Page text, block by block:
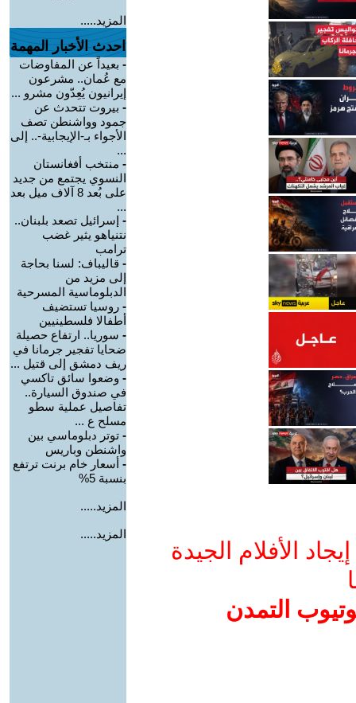
الأفلام الجيدة
التمدن
المزيد.....
احدث الأخبار المهمة
- بعيداً عن المفاوضات
مع عُمان.. مشرعون
إيرانيون يُعِدّون مشرو ...
- بيروت تتحدث عن
جمود وواشنطن تصف
الأجواء بـ-الإيجابية-.. إلى
...
- منتخب أفغانستان
النسوي يجتمع من جديد
على بُعد 8 آلاف ميل بعد
...
- إسرائيل تصعد بلبنان..
نتنياهو يثير غضب
ترامب
- قاليباف: لسنا بحاجة
إلى مزيد من
الدبلوماسية المسرحية
- روسيا تستضيف
أطفالا فلسطينيين
- سوريا.. ارتفاع حصيلة
ضحايا تفجير جرمانا في
ريف دمشق إلى قتيل ...
- وضعوا سائق تاكسي
في صندوق السيارة..
تفاصيل عملية سطو
مسلح ع ...
- توتر دبلوماسي بين
واشنطن وباريس
- أسعار خام برنت ترتفع
بنسبة 5%
المزيد.....
المزيد.....